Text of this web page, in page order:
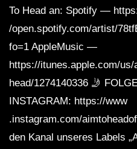
To Head an: Spotify —
/open.spotify.com/artist/
fo=1 AppleMusic —
https://itunes.apple.com/
head/1274140336 🤳
INSTAGRAM: https://www
.instagram.com/
den Kanal unseres Labels